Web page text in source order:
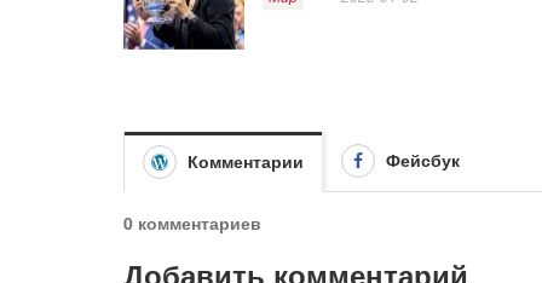
Комментарии Фейсбук
0 комментариев
Добавить комментарий